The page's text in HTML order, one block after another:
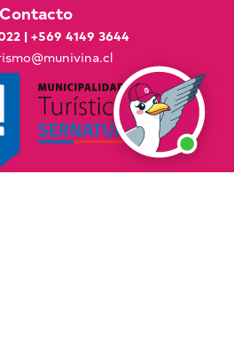
Contacto
| +569 4149 3644